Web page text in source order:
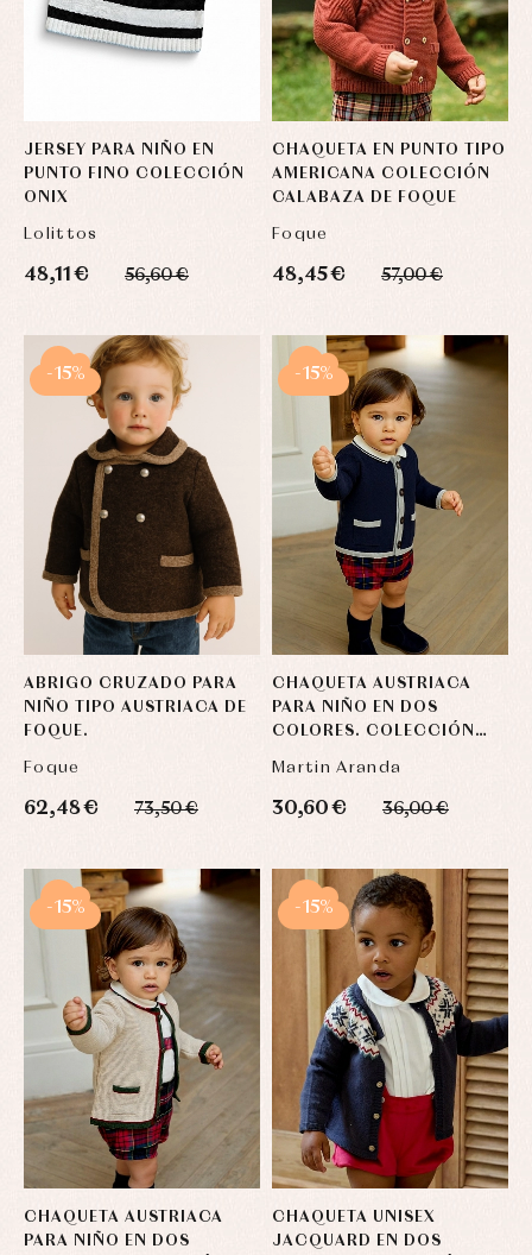
JERSEY PARA NIÑO EN
PUNTO FINO COLECCIÓN
ONIX
Lolittos
48,11 € 56,60 €
CHAQUETA EN PUNTO TIPO
AMERICANA COLECCIÓN
CALABAZA DE FOQUE
Foque
48,45 € 57,00 €
ABRIGO CRUZADO PARA
NIÑO TIPO AUSTRIACA DE
FOQUE.
Foque
62,48 € 73,50 €
-15%
CHAQUETA AUSTRIACA
PARA NIÑO EN DOS
COLORES. COLECCIÓN
Martin Aranda
30,60 € 36,00 €
-15%
CHAQUETA AUSTRIACA
PARA NIÑO EN DOS
-15%
CHAQUETA UNISEX
JACQUARD EN DOS
-15%